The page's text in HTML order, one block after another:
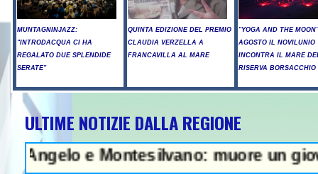
MUNTAGNINJAZZ:
"INTRODACQUA CI HA
REGALATO DUE SPLENDIDE
SERATE"
QUINTA EDIZIONE DEL PREMIO
CLAUDIA VERZELLA A
FRANCAVILLA AL MARE
"YOGA AND THE
AGOSTO IL NOVILUNIO
INCONTRA IL MARE
RISERVA BORSACCHIO
ULTIME NOTIZIE DALLA REGIONE
e Montesilvano: muore un giovane
- Raid russi su Kiev, tre